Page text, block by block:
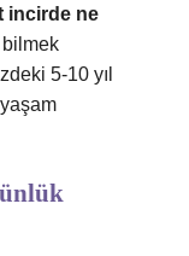
incirde ne
bilmek
5-10 yıl